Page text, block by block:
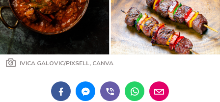
IVICA GALOVIC/PIXSELL, CANVA